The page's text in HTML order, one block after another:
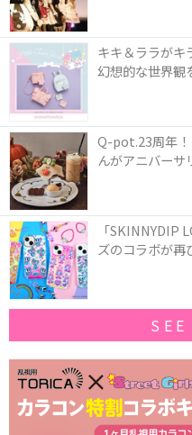
キキ＆ララがキ
幻想的な世界
Q-pot.23周年！
んがアニバー
「SKINNYDIP
ズのコラボが再